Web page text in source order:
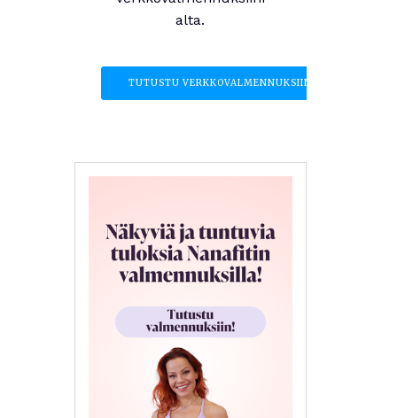
alta.
TUTUSTU VERKKOVALMENNUKSIIN